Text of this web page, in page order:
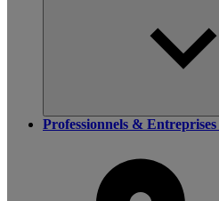
Professionnels & Entreprises